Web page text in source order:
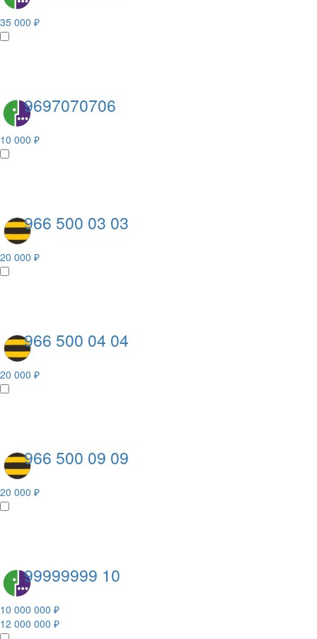
35 000 ₽
9697070706
10 000 ₽
966 500 03 03
20 000 ₽
966 500 04 04
20 000 ₽
966 500 09 09
20 000 ₽
99999999 10
10 000 000 ₽
12 000 000 ₽